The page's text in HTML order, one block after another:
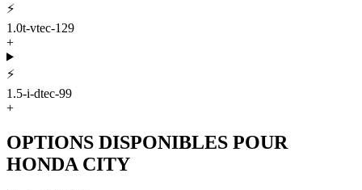
⚡
1.0t-vtec-129
+
⚡
1.5-i-dtec-99
+
OPTIONS DISPONIBLES POUR
HONDA CITY